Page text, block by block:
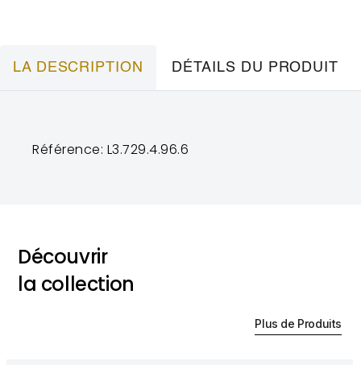
LA DESCRIPTION DÉTAILS DU PRODUIT
Référence: L3.729.4.96.6
Découvrir
la collection
Plus de Produits